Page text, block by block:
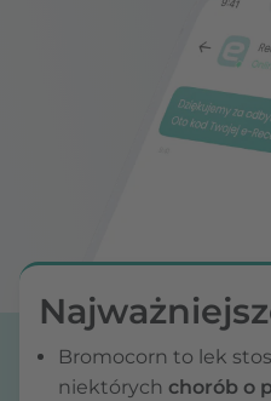
Bromocorn to lek
niektórych chorób o